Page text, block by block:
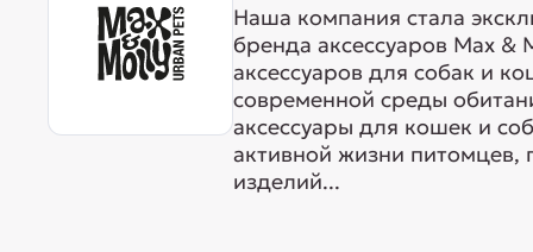
Наша компания стала
бренда аксессуаров Max
аксессуаров для собак и
современной среды
аксессуары для кошек и
активной жизни питомцев,
изделий...